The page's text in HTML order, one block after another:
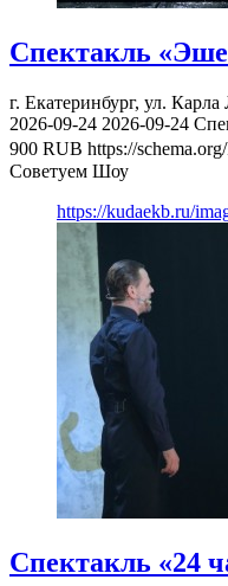
Спектакль
г. Екатеринбург, ул.
2026-09-24 2026-09-24
900 RUB https://
Советуем Шоу
https://kudaekb.ru/
Спектакль «24